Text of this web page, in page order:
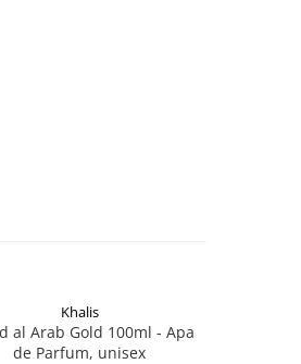
Khalis
al Arab Gold 100ml - Apa
de Parfum, unisex